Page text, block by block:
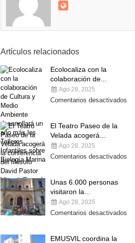
Artículos relacionados
Ecolocaliza con la
colaboración de...
Ago 28, 2025
Comentarios desactivados
El Teatro Paseo de la
Velada acogerá...
Ago 28, 2025
Comentarios desactivados
Unas 6.000 personas
visitaron la...
Ago 28, 2025
Comentarios desactivados
EMUSVIL coordina la